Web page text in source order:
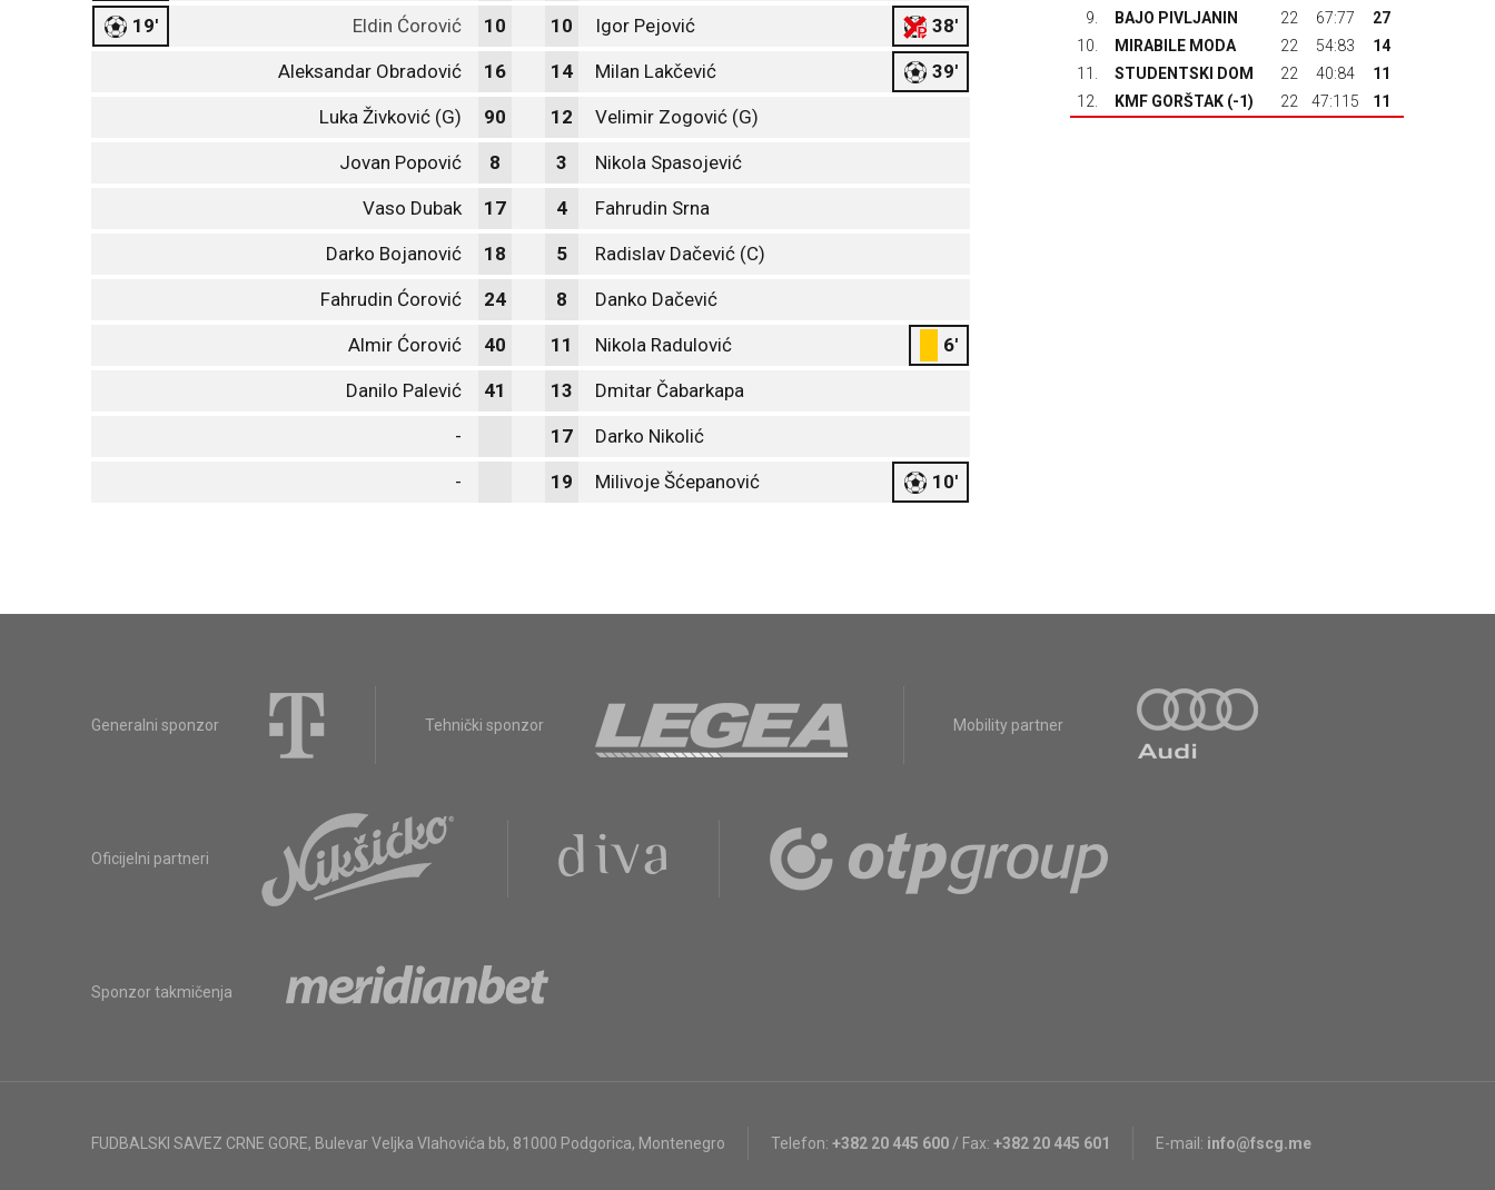
19' Eldin Ćorović 10 10 Igor Pejović 38'
Aleksandar Obradović 16 14 Milan Lakčević 39'
Luka Živković (G) 90 12 Velimir Zogović (G)
Jovan Popović 8 3 Nikola Spasojević
Vaso Dubak 17 4 Fahrudin Srna
Darko Bojanović 18 5 Radislav Dačević (C)
Fahrudin Ćorović 24 8 Danko Dačević
Almir Ćorović 40 11 Nikola Radulović 6'
Danilo Palević 41 13 Dmitar Čabarkapa
- 17 Darko Nikolić
- 19 Milivoje Šćepanović 10'
9.
BAJO PIVLJANIN 22 67:77
27
10.
MIRABILE MODA 22 54:83
14
11.
STUDENTSKI DOM 22 40:84
11
12.
KMF GORŠTAK (-1) 22 47:115 11
Generalni sponzor Tehnički sponzor Mobility partner
Oficijelni partneri
Sponzor takmičenja
FUDBALSKI SAVEZ CRNE GORE, Bulevar Veljka Vlahovića bb, 81000 Podgorica, Montenegro Telefon: +382 20 445 600 / Fax: +382 20 445 601 E-mail: info@fscg.me